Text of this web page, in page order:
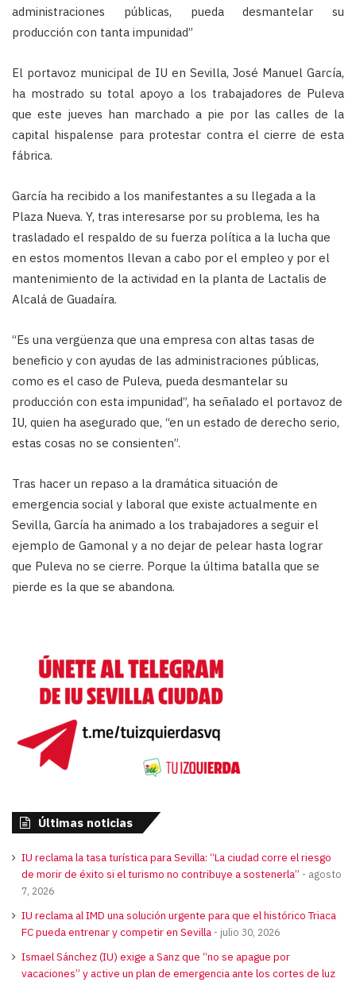
administraciones públicas, pueda desmantelar su
producción con tanta impunidad”
El portavoz municipal de IU en Sevilla, José Manuel García,
ha mostrado su total apoyo a los trabajadores de Puleva
que este jueves han marchado a pie por las calles de la
capital hispalense para protestar contra el cierre de esta
fábrica.
García ha recibido a los manifestantes a su llegada a la
Plaza Nueva. Y, tras interesarse por su problema, les ha
trasladado el respaldo de su fuerza política a la lucha que
en estos momentos llevan a cabo por el empleo y por el
mantenimiento de la actividad en la planta de Lactalis de
Alcalá de Guadaíra.
“Es una vergüenza que una empresa con altas tasas de
beneficio y con ayudas de las administraciones públicas,
como es el caso de Puleva, pueda desmantelar su
producción con esta impunidad”, ha señalado el portavoz de
IU, quien ha asegurado que, “en un estado de derecho serio,
estas cosas no se consienten”.
Tras hacer un repaso a la dramática situación de
emergencia social y laboral que existe actualmente en
Sevilla, García ha animado a los trabajadores a seguir el
ejemplo de Gamonal y a no dejar de pelear hasta lograr
que Puleva no se cierre. Porque la última batalla que se
pierde es la que se abandona.
Últimas noticias
IU reclama la tasa turística para Sevilla: “La ciudad corre el riesgo
de morir de éxito si el turismo no contribuye a sostenerla”
agosto
7, 2026
IU reclama al IMD una solución urgente para que el histórico Triaca
FC pueda entrenar y competir en Sevilla
julio 30, 2026
Ismael Sánchez (IU) exige a Sanz que “no se apague por
vacaciones” y active un plan de emergencia ante los cortes de luz